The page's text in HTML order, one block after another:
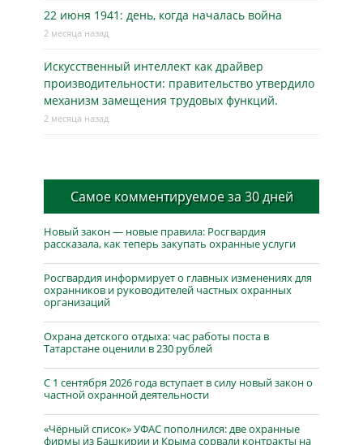
22 июня 1941: день, когда началась война
2 месяца назад
Искусственный интеллект как драйвер
производительности: правительство утвердило
механизм замещения трудовых функций.
2 месяца назад
Самое комментируемое за 30 дней
Новый закон — новые правила: Росгвардия
рассказала, как теперь закупать охранные услуги
Росгвардия информирует о главных изменениях для
охранников и руководителей частных охранных
организаций
Охрана детского отдыха: час работы поста в
Татарстане оценили в 230 рублей
С 1 сентября 2026 года вступает в силу новый закон о
частной охранной деятельности
«Чёрный список» УФАС пополнился: две охранные
фирмы из Башкирии и Крыма сорвали контракты на